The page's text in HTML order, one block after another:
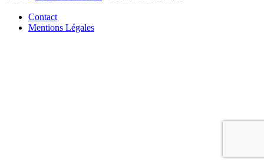
Contact
Mentions Légales